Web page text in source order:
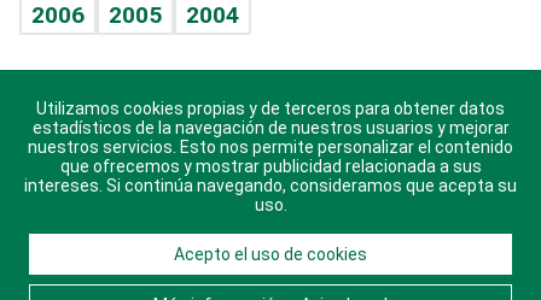
Sin complejos
En pocas palabras
Escuchando al corazón
Economía Personal
2006
2005 2004
Descarga nuestras aplicaciones para Android, iOS y
sistema Huawei.
© 2021 Diario Libre, todos los derechos reservados.
Utilizamos cookies propias y de terceros para obtener datos
estadísticos de la navegación de nuestros usuarios y mejorar
nuestros servicios. Esto nos permite personalizar el contenido
que ofrecemos y mostrar publicidad relacionada a sus
intereses. Si continúa navegando, consideramos que acepta su
uso.
Acepto el uso de cookies